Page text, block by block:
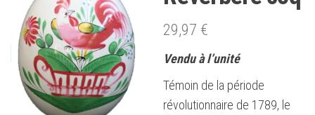
29,97 €
Vendu à l’unité
Témoin de la période
révolutionnaire de 1789, le